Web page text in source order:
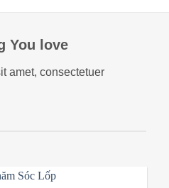
You love
amet, consectetuer